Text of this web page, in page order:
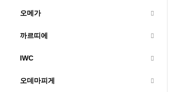
오메가
까르띠에
IWC
오데마피게